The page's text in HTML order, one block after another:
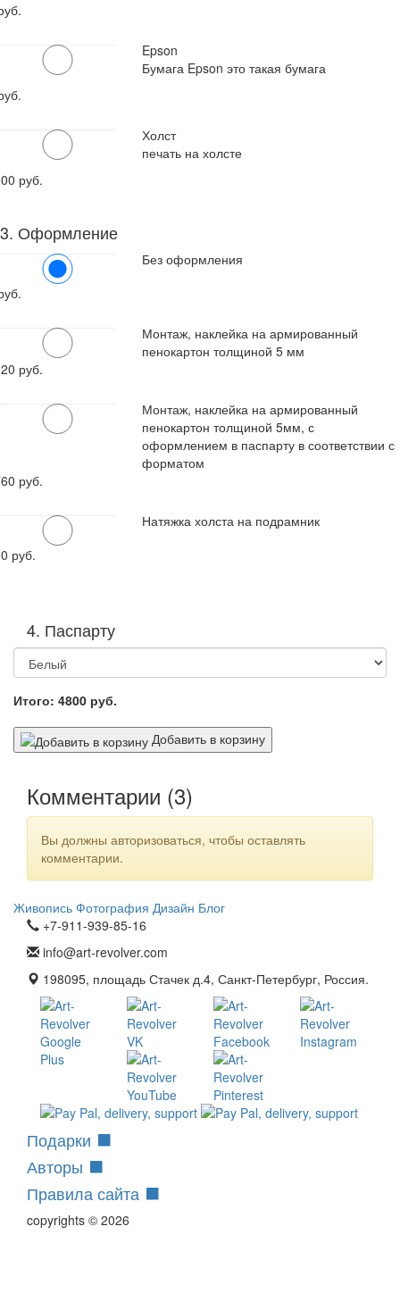
Epson
Бумага Epson это такая бумага
Холст
печать на холсте
руб.
3. Оформление
Без оформления
Монтаж, наклейка на армированный
пенокартон толщиной 5 мм
руб.
Монтаж, наклейка на армированный
пенокартон толщиной 5мм, с
оформлением в паспарту в соответствии с
форматом
руб.
Натяжка холста на подрамник
руб.
4. Паспарту
Итого: 4800 руб.
Добавить в корзину
Комментарии (3)
Вы должны авторизоваться, чтобы оставлять
комментарии.
Живопись Фотография Дизайн Блог
+7-911-939-85-16
info@art-revolver.com
198095, площадь Стачек д.4, Санкт-Петербург, Россия.
Подарки
Авторы
Правила сайта
copyrights © 2026